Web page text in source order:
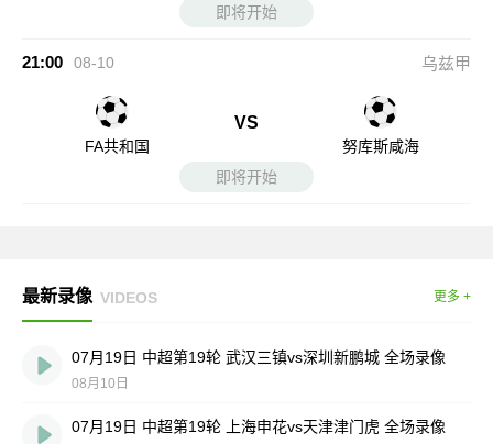
即将开始
21:00 08-10 乌兹甲
FA共和国
VS
努库斯咸海
即将开始
最新录像 VIDEOS 更多 +
07月19日 中超第19轮 武汉三镇vs深圳新鹏城 全场录像
08月10日
07月19日 中超第19轮 上海申花vs天津津门虎 全场录像